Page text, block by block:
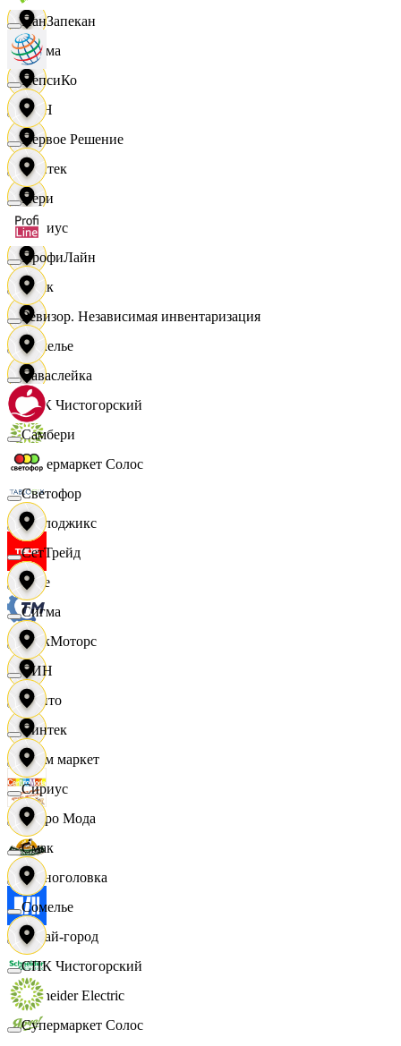
Сигма
СИН
Синтек
Сириус
Смак
Сомелье
СПК Чистогорский
Супермаркет Солос
Таблоджикс
Твое
ТракМоторс
Фрито
Хоум маркет
Цетро Мода
Черноголовка
Читай-город
Schneider Electric
ПанЗапекан
ПепсиКо
Первое Решение
Пери
ПрофиЛайн
Ревизор. Независимая инвентаризация
Саваслейка
Самбери
Светофор
СетТрейд
Сигма
СИН
Синтек
Сириус
Смак
Сомелье
СПК Чистогорский
Супермаркет Солос